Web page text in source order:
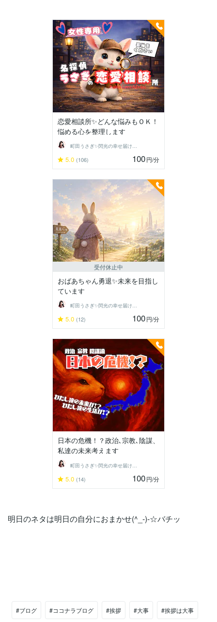
恋愛相談所✨どんな悩みもＯＫ！
悩める心を整理します
町田うさぎ✨閃光の幸せ届け人♡怪談師⛩️
5.0 (106) 100円/分
受付休止中
おばあちゃん勇退✨未来を目指し
ています
町田うさぎ✨閃光の幸せ届け人♡怪談師⛩️
5.0 (12) 100円/分
日本の危機！？政治､宗教､陰謀、
私達の未来考えます
5.0 (14) 100円/分
明日のネタは明日の自分におまかせ(^_-)-☆バチッ
#ブログ #ココナラブログ #挨拶 #大事 #挨拶は大事